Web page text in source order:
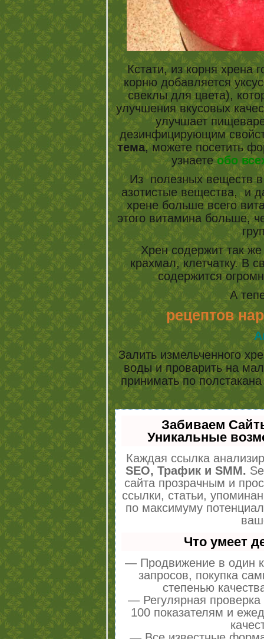
Кстати, из корня хрена
корню добавляется
свеклы для цвета),
улучшения вкусовых
улучшает
дезинфицирующим
тема, можете посетить
узнаетеобо
Из полезных веществ
азотистые вещества, и
хрене больше всего
этого витамина больше,
Хрен содержит так
крахмал, клетчатку. В
содержится
А
рецептов
Залить измельченного
воды и проварить на
принимать по
Забиваем
Уникальные
Каждая ссылка
SEO, Трафик и SMM.
сайта прозрачным и
ссылки, статьи,
по максимуму
Что умеет
— Продвижение в один
запросов, покупка
степенью
— Регулярная проверка
100 показателям и